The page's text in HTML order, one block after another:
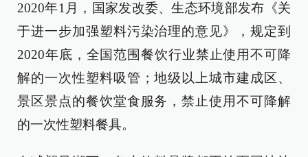
2020年1月，国家发改委、生态环境部发布《关
于进一步加强塑料污染治理的意见》，规定到
2020年底，全国范围餐饮行业禁止使用不可降
解的一次性塑料吸管；地级以上城市建成区、
景区景点的餐饮堂食服务，禁止使用不可降解
的一次性塑料餐具。